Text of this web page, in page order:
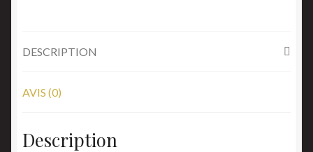
DESCRIPTION
AVIS (0)
Description